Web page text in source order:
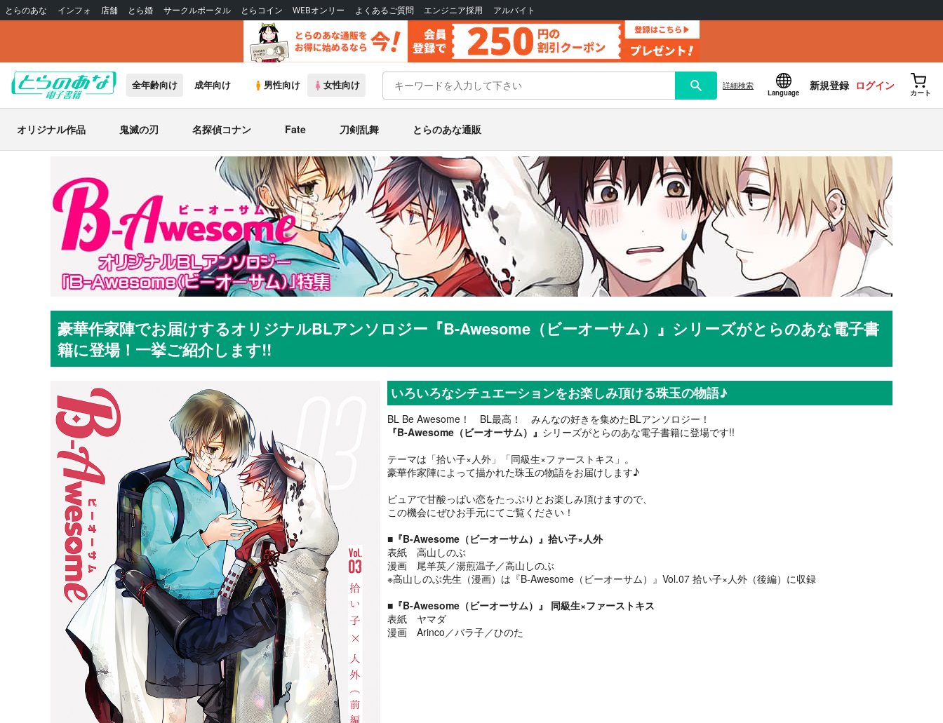
とらのあな インフォ 店舗 とら婚 サークルポータル とらコイン WEBオンリー よくあるご質問 エンジニア採用 アルバイト
全年齢向け 成年向け 男性向け 女性向け 詳細検索
Language
新規登録 ログイン
カート
オリジナル作品 鬼滅の刃 名探偵コナン Fate 刀剣乱舞 とらのあな通販
豪華作家陣でお届けするオリジナルBLアンソロジー『B-Awesome（ビーオーサム）』シリーズがとらのあな電子書
籍に登場！一挙ご紹介します!!
いろいろなシチュエーションをお楽しみ頂ける珠玉の物語♪
BL Be Awesome！ BL最高！ みんなの好きを集めたBLアンソロジー！
『B-Awesome（ビーオーサム）』 シリーズがとらのあな電子書籍に登場です!!
テーマは「拾い子×人外」「同級生×ファーストキス」。
豪華作家陣によって描かれた珠玉の物語をお届けします♪
ピュアで甘酸っぱい恋をたっぷりとお楽しみ頂けますので、
この機会にぜひお手元にてご覧ください！
■『B-Awesome（ビーオーサム）』拾い子×人外
表紙 高山しのぶ
漫画 尾羊英／湯煎温子／高山しのぶ
※高山しのぶ先生（漫画）は『B-Awesome（ビーオーサム）』Vol.07 拾い子×人外（後編）に収録
■『B-Awesome（ビーオーサム）』 同級生×ファーストキス
表紙 ヤマダ
漫画 Arinco／バラ子／ひのた